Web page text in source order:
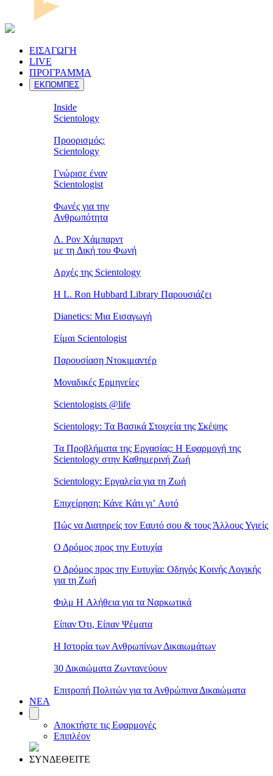
ΕΙΣΑΓΩΓΗ
LIVE
ΠΡΟΓΡΑΜΜΑ
ΕΚΠΟΜΠΕΣ
Inside
Scientology
Προορισμός:
Scientology
Γνώρισε έναν
Scientologist
Φωνές για την
Ανθρωπότητα
Λ. Ρον Χάμπαρντ
με τη Δική του Φωνή
Αρχές της Scientology
Η L. Ron Hubbard Library Παρουσιάζει
Dianetics: Μια Εισαγωγή
Είμαι Scientologist
Παρουσίαση Ντοκιμαντέρ
Μοναδικές Ερμηνείες
Scientologists @life
Scientology: Τα Βασικά Στοιχεία της Σκέψης
Τα Προβλήματα της Εργασίας: Η Εφαρμογή της
Scientology στην Καθημερινή Ζωή
Scientology: Εργαλεία για τη Ζωή
Επιχείρηση: Κάνε Κάτι γι’ Αυτό
Πώς να Διατηρείς τον Εαυτό σου & τους Άλλους Υγιείς
Ο Δρόμος προς την Ευτυχία
Ο Δρόμος προς την Ευτυχία: Οδηγός Κοινής Λογικής
για τη Ζωή
Φιλμ Η Αλήθεια για τα Ναρκωτικά
Είπαν Ότι, Είπαν Ψέματα
Η Ιστορία των Ανθρωπίνων Δικαιωμάτων
30 Δικαιώματα Ζωντανεύουν
Επιτροπή Πολιτών για τα Ανθρώπινα Δικαιώματα
ΝΕΑ
Αποκτήστε τις Εφαρμογές
Επιπλέον
ΣΥΝΔΕΘΕΙΤΕ